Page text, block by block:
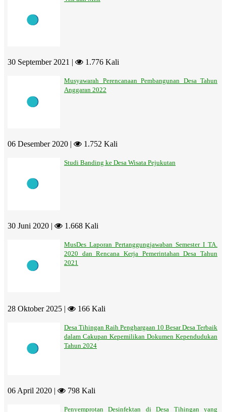
30 September 2021 | 1.776 Kali
Musyawarah Perencanaan Pembangunan Desa Tahun
Anggaran 2022
06 Desember 2020 | 1.752 Kali
Studi Banding ke Desa Wisata Pejukutan
30 Juni 2020 | 1.668 Kali
MusDes Laporan Pertanggungjawaban Semester I TA.
2020 dan Rencana Kerja Pemerintahan Desa Tahun
2021
28 Oktober 2025 | 166 Kali
Desa Tihingan Raih Penghargaan 10 Besar Desa Terbaik
dalam Cakupan Kepemilikan Dokumen Kependudukan
Tahun 2024
06 April 2020 | 798 Kali
Penyemprotan Desinfektan di Desa Tihingan yang